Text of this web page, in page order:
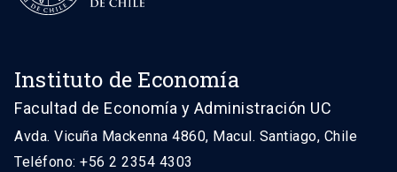
Instituto de Economía
Facultad de Economía y Administración UC
Avda. Vicuña Mackenna 4860, Macul. Santiago, Chile
Teléfono: +56 2 2354 4303